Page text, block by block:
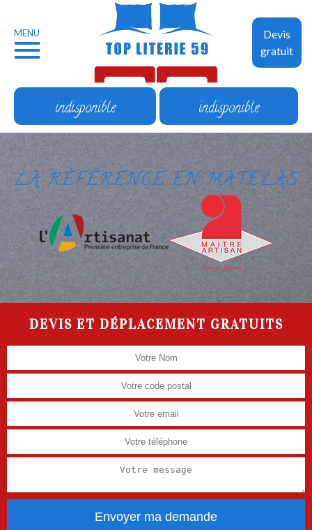
Devis
gratuit
MENU
indisponible indisponible
LA RÉFÉRENCE EN MATELAS
DEVIS ET DÉPLACEMENT GRATUITS